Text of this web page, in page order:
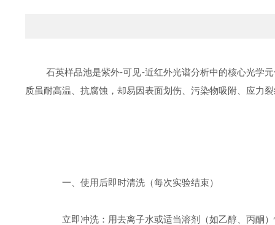
石英样品池是紫外-可见-近红外光谱分析中的核心光学元
质虽耐高温、抗腐蚀，却易因表面划伤、污染物吸附、应力
一、使用后即时清洗（每次实验结束）
立即冲洗：用去离子水或适当溶剂（如乙醇、丙酮）